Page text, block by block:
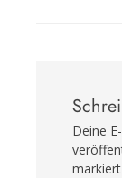
Deine
markiert